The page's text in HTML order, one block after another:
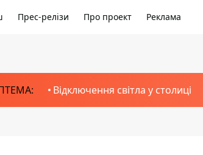
Прес-релізи Про проект Реклама
Відключення світла у столиці